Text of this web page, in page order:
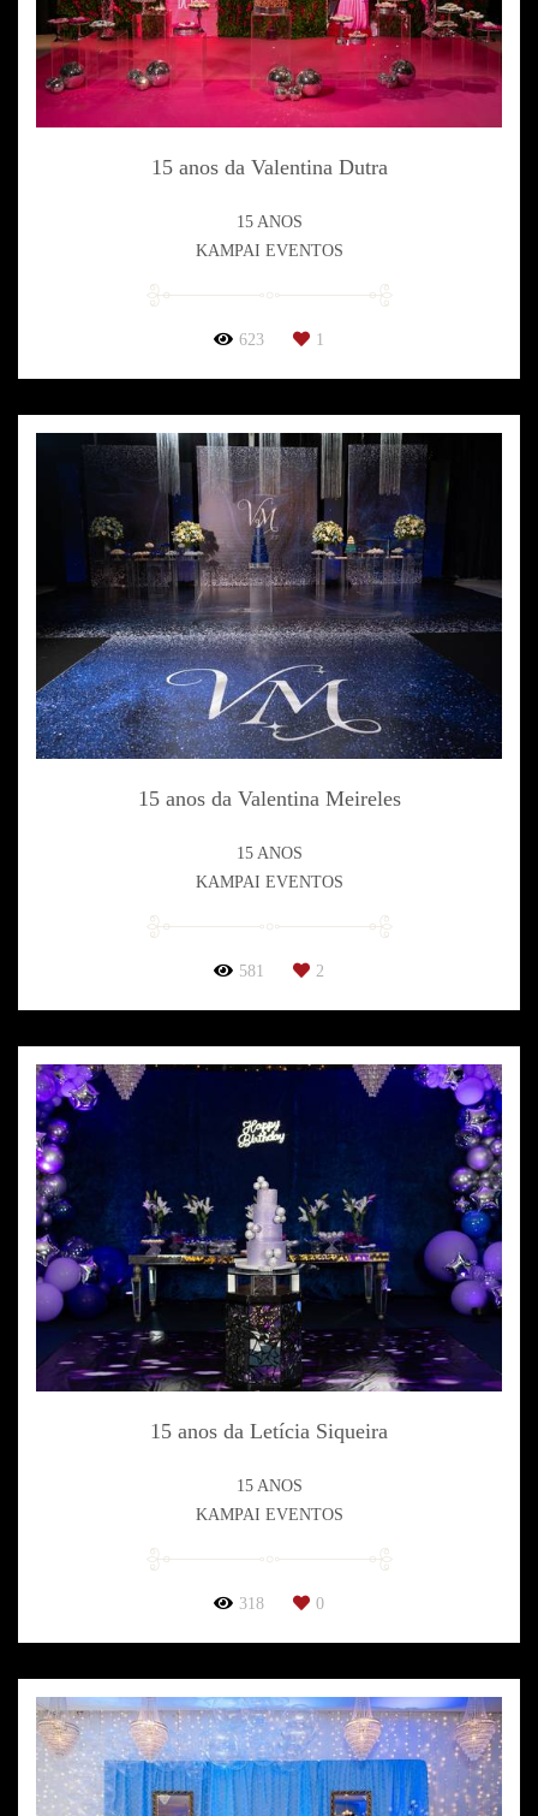
15 anos da Valentina Dutra
15 ANOS
KAMPAI EVENTOS
623 1
15 anos da Valentina Meireles
15 ANOS
KAMPAI EVENTOS
581 2
15 anos da Letícia Siqueira
15 ANOS
KAMPAI EVENTOS
318 0